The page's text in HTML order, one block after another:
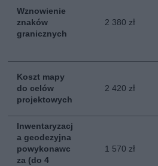
Wznowienie
znaków
granicznych
2 380 zł
Koszt mapy
do celów
projektowych
2 420 zł
Inwentaryzacj
a geodezyjna
powykonawc
za (do 4
1 570 zł